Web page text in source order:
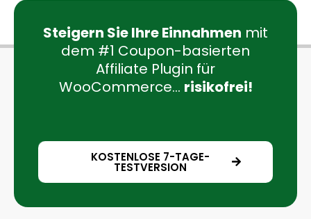
Steigern Sie Ihre Einnahmen mit
dem #1 Coupon-basierten
Affiliate Plugin für
WooCommerce... risikofrei!
KOSTENLOSE 7-TAGE-
TESTVERSION